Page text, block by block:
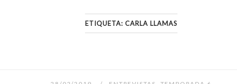
ETIQUETA: CARLA LLAMAS